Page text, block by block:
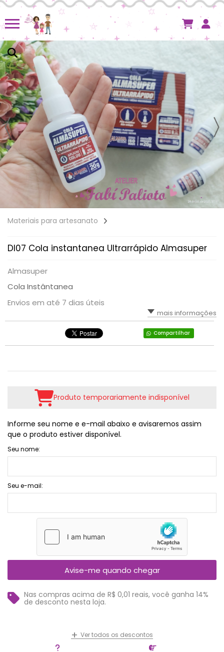
Materiais para artesanato
DI07 Cola instantanea Ultrarrápido Almasuper
Almasuper
Cola Instântanea
Envios em até 7 dias úteis
mais informações
Compartilhar
Produto temporariamente indisponível
Informe seu nome e e-mail abaixo e avisaremos assim
que o produto estiver disponível.
Seu nome:
Seu e-mail:
Avise-me quando chegar
Nas compras acima de R$ 0,01 reais, você ganha 14%
de desconto nesta loja.
+ Ver todos os descontos